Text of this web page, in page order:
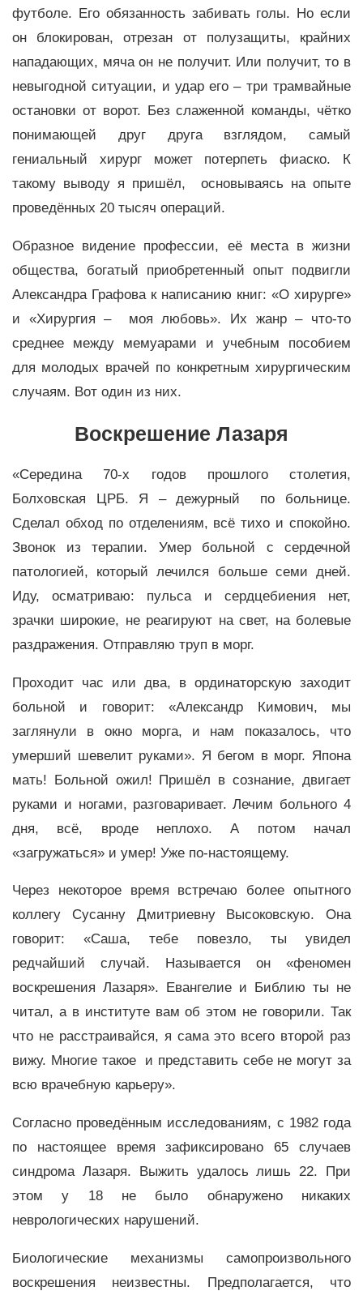
футболе. Его обязанность забивать голы. Но если
он блокирован, отрезан от полузащиты, крайних
нападающих, мяча он не получит. Или получит, то в
невыгодной ситуации, и удар его – три трамвайные
остановки от ворот. Без слаженной команды, чётко
понимающей друг друга взглядом, самый
гениальный хирург может потерпеть фиаско. К
такому выводу я пришёл, основываясь на опыте
проведённых 20 тысяч операций.
Образное видение профессии, её места в жизни
общества, богатый приобретенный опыт подвигли
Александра Графова к написанию книг: «О хирурге»
и «Хирургия – моя любовь». Их жанр – что-то
среднее между мемуарами и учебным пособием
для молодых врачей по конкретным хирургическим
случаям. Вот один из них.
Воскрешение Лазаря
«Середина 70-х годов прошлого столетия,
Болховская ЦРБ. Я – дежурный по больнице.
Сделал обход по отделениям, всё тихо и спокойно.
Звонок из терапии. Умер больной с сердечной
патологией, который лечился больше семи дней.
Иду, осматриваю: пульса и сердцебиения нет,
зрачки широкие, не реагируют на свет, на болевые
раздражения. Отправляю труп в морг.
Проходит час или два, в ординаторскую заходит
больной и говорит: «Александр Кимович, мы
заглянули в окно морга, и нам показалось, что
умерший шевелит руками». Я бегом в морг. Япона
мать! Больной ожил! Пришёл в сознание, двигает
руками и ногами, разговаривает. Лечим больного 4
дня, всё, вроде неплохо. А потом начал
«загружаться» и умер! Уже по-настоящему.
Через некоторое время встречаю более опытного
коллегу Сусанну Дмитриевну Высоковскую. Она
говорит: «Саша, тебе повезло, ты увидел
редчайший случай. Называется он «феномен
воскрешения Лазаря». Евангелие и Библию ты не
читал, а в институте вам об этом не говорили. Так
что не расстраивайся, я сама это всего второй раз
вижу. Многие такое и представить себе не могут за
всю врачебную карьеру».
Согласно проведённым исследованиям, с 1982 года
по настоящее время зафиксировано 65 случаев
синдрома Лазаря. Выжить удалось лишь 22. При
этом у 18 не было обнаружено никаких
неврологических нарушений.
Биологические механизмы самопроизвольного
воскрешения неизвестны. Предполагается, что